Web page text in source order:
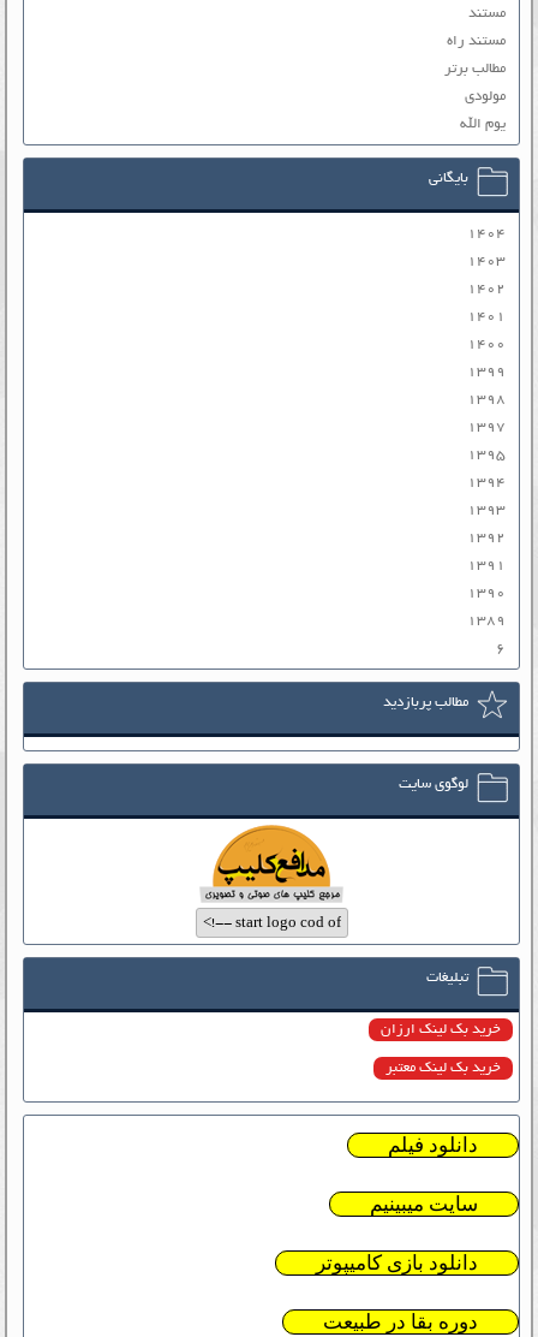
مستند
مستند راه
مطالب برتر
مولودی
یوم الله
بایگانی
۱۴۰۴
۱۴۰۳
۱۴۰۲
۱۴۰۱
۱۴۰۰
۱۳۹۹
۱۳۹۸
۱۳۹۷
۱۳۹۵
۱۳۹۴
۱۳۹۳
۱۳۹۲
۱۳۹۱
۱۳۹۰
۱۳۸۹
۶
مطالب پربازدید
لوگوی سایت
تبلیغات
خرید بک لینک ارزان
خرید بک لینک معتبر
دانلود فیلم
سایت میبینیم
دانلود بازی کامیپوتر
دوره بقا در طبیعت